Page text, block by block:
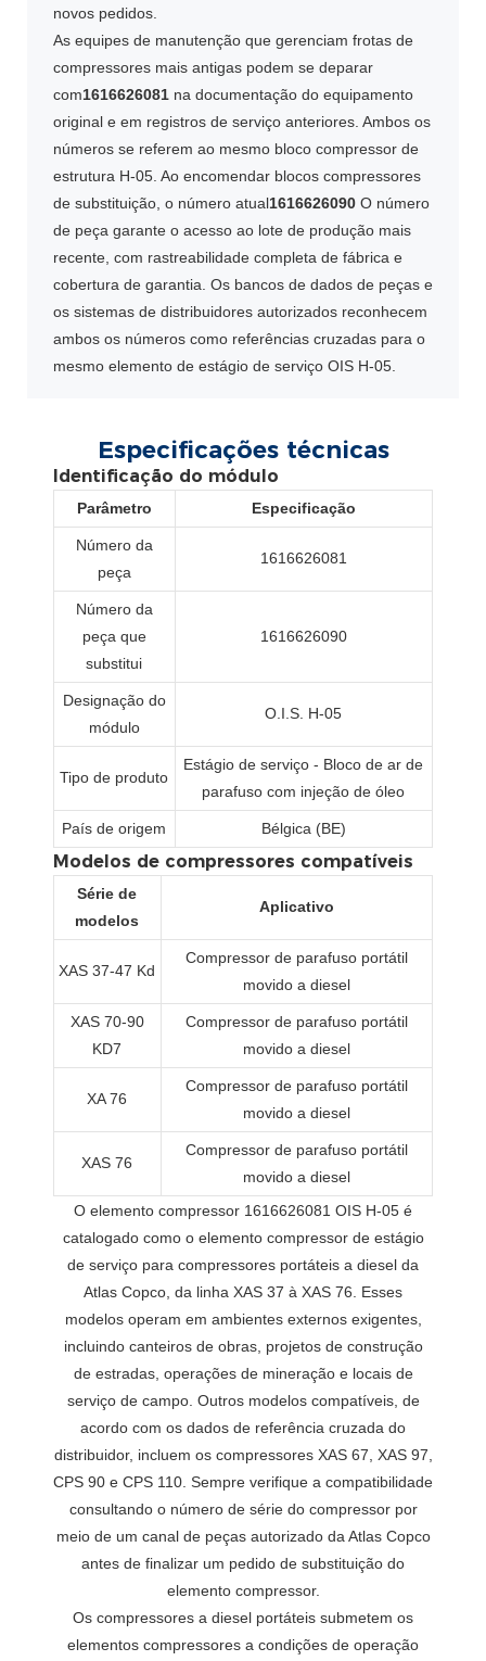
novos pedidos.
As equipes de manutenção que gerenciam frotas de
compressores mais antigas podem se deparar
com1616626081na documentação do equipamento
original e em registros de serviço anteriores. Ambos os
números se referem ao mesmo bloco compressor de
estrutura H-05. Ao encomendar blocos compressores
de substituição, o número atual1616626090O número
de peça garante o acesso ao lote de produção mais
recente, com rastreabilidade completa de fábrica e
cobertura de garantia. Os bancos de dados de peças e
os sistemas de distribuidores autorizados reconhecem
ambos os números como referências cruzadas para o
mesmo elemento de estágio de serviço OIS H-05.
Especificações técnicas
Identificação do módulo
Parâmetro Especificação
Número da
peça
1616626081
Número da
peça que
substitui
1616626090
Designação do
módulo
O.I.S. H-05
Tipo de produto
Estágio de serviço - Bloco de ar de
parafuso com injeção de óleo
País de origem Bélgica (BE)
Modelos de compressores compatíveis
Série de
modelos
Aplicativo
XAS 37-47 Kd
Compressor de parafuso portátil
movido a diesel
XAS 70-90
KD7
Compressor de parafuso portátil
movido a diesel
XA 76
Compressor de parafuso portátil
movido a diesel
XAS 76
Compressor de parafuso portátil
movido a diesel
O elemento compressor 1616626081 OIS H-05 é
catalogado como o elemento compressor de estágio
de serviço para compressores portáteis a diesel da
Atlas Copco, da linha XAS 37 à XAS 76. Esses
modelos operam em ambientes externos exigentes,
incluindo canteiros de obras, projetos de construção
de estradas, operações de mineração e locais de
serviço de campo. Outros modelos compatíveis, de
acordo com os dados de referência cruzada do
distribuidor, incluem os compressores XAS 67, XAS 97,
CPS 90 e CPS 110. Sempre verifique a compatibilidade
consultando o número de série do compressor por
meio de um canal de peças autorizado da Atlas Copco
antes de finalizar um pedido de substituição do
elemento compressor.
Os compressores a diesel portáteis submetem os
elementos compressores a condições de operação